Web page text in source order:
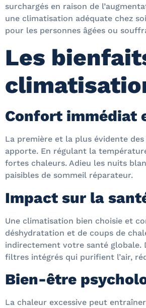
surchargés en raison de
une climatisation adéquate chez
pour les personnes âgées ou
Les
Confort immédiat
La première et la plus évidente
apporte. En régulant la
fortes chaleurs. Adieu les nuits
paisibles de sommeil réparateur.
Impact sur la
Une climatisation bien choisie et
déshydratation et de coups de
indirectement votre santé globale.
filtres intégrés qui purifient l’air,
Bien-être
La chaleur excessive peut